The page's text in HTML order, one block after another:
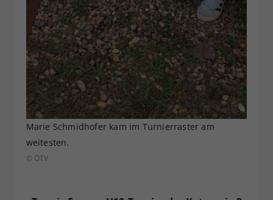
Marie Schmidhofer kam im Turnierraster am
weitesten.
© ÖTV